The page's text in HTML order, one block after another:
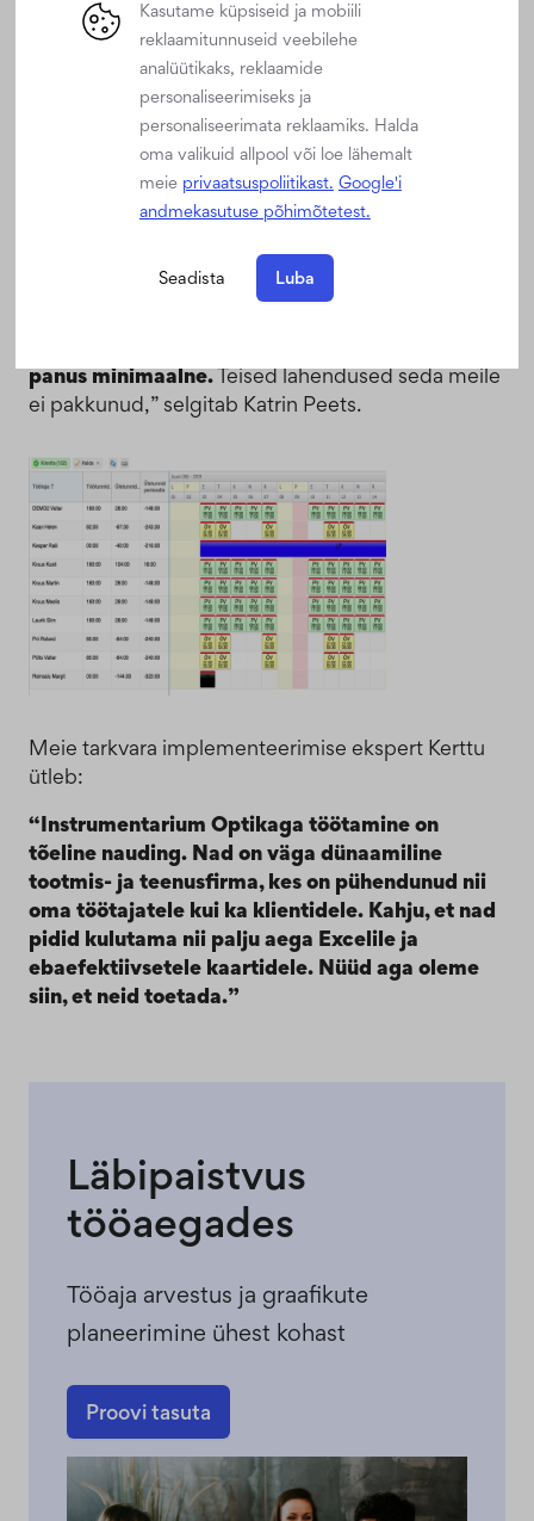
kasutusmugavus
“Ma väärtustan seda, etBegin on valmis meiega
koostööd tegema, leidmaks parimaid lahendusi
vastavalt meie ärilistele vajadustele, ning et nad
pakuvad kiirelt uusi ideid.
tööjõu planeerimist palju paremini hallata.
juhatajad veedavad märgatavalt vähem aega
panus minimaalne.Teised lahendused seda meile
ei pakkunud,” selgitab Katrin Peets.
Meie tarkvara implementeerimise ekspert Kerttu
ütleb:
“Instrumentarium Optikaga töötamine on
tõeline nauding. Nad on väga dünaamiline
tootmis- ja teenusfirma, kes on pühendunud nii
oma töötajatele kui ka klientidele. Kahju, et nad
pidid kulutama nii palju aega Excelile ja
ebaefektiivsetele kaartidele. Nüüd aga oleme
siin, et neid toetada.”
Läbipaistvus
tööaegades
Tööaja arvestus ja graafikute
planeerimine ühest kohast
Proovi tasuta
Kasutame küpsiseid ja mobiili
reklaamitunnuseid veebilehe
analüütikaks, reklaamide
personaliseerimiseks ja
personaliseerimata reklaamiks. Halda
oma valikuid allpool või loe lähemalt
meie privaatsuspoliitikast. Google'i
andmekasutuse põhimõtetest.
Seadista Luba